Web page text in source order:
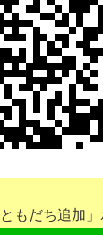
もだち追加